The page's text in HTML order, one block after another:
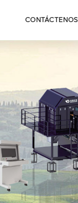
CONTÁCTENOS